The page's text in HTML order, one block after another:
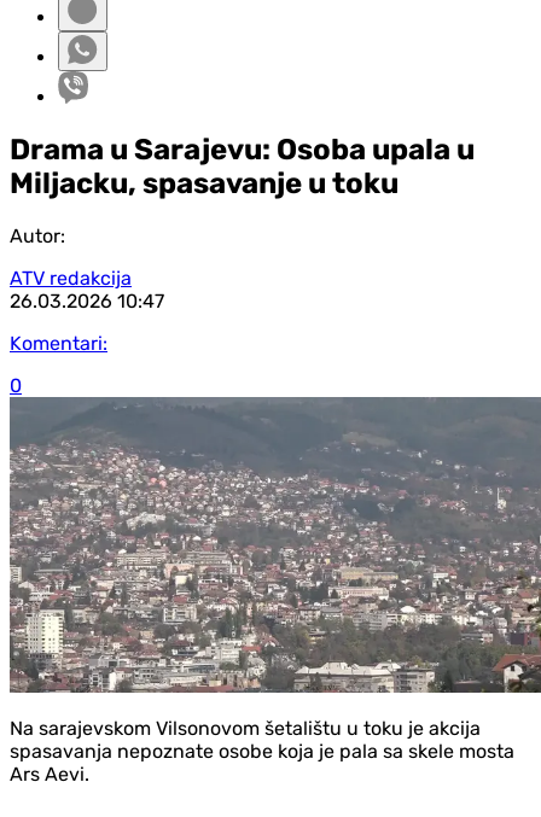
Drama u Sarajevu: Osoba upala u
Miljacku, spasavanje u toku
Autor:
ATV redakcija
26.03.2026 10:47
Komentari:
0
Na sarajevskom Vilsonovom šetalištu u toku je akcija
spasavanja nepoznate osobe koja je pala sa skele mosta
Ars Aevi.